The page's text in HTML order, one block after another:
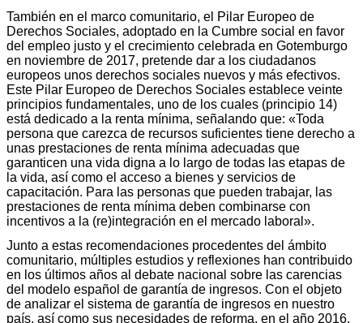
También en el marco comunitario, el Pilar Europeo de
Derechos Sociales, adoptado en la Cumbre social en favor
del empleo justo y el crecimiento celebrada en Gotemburgo
en noviembre de 2017, pretende dar a los ciudadanos
europeos unos derechos sociales nuevos y más efectivos.
Este Pilar Europeo de Derechos Sociales establece veinte
principios fundamentales, uno de los cuales (principio 14)
está dedicado a la renta mínima, señalando que: «Toda
persona que carezca de recursos suficientes tiene derecho a
unas prestaciones de renta mínima adecuadas que
garanticen una vida digna a lo largo de todas las etapas de
la vida, así como el acceso a bienes y servicios de
capacitación. Para las personas que pueden trabajar, las
prestaciones de renta mínima deben combinarse con
incentivos a la (re)integración en el mercado laboral».
Junto a estas recomendaciones procedentes del ámbito
comunitario, múltiples estudios y reflexiones han contribuido
en los últimos años al debate nacional sobre las carencias
del modelo español de garantía de ingresos. Con el objeto
de analizar el sistema de garantía de ingresos en nuestro
país, así como sus necesidades de reforma, en el año 2016,